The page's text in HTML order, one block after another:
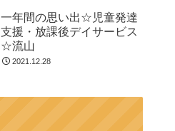
一年間の思い出☆児童発達
支援・放課後デイサービス
☆流山
2021.12.28